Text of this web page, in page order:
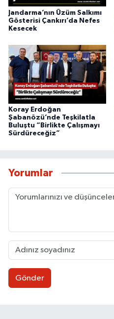
Jandarma’nın Üzüm Salkımı
Gösterisi Çankırı’da Nefes
Kesecek
Koray Erdoğan
Şabanözü’nde Teşkilatla
Buluştu “Birlikte Çalışmayı
Sürdüreceğiz”
Yorumlar
Gönder